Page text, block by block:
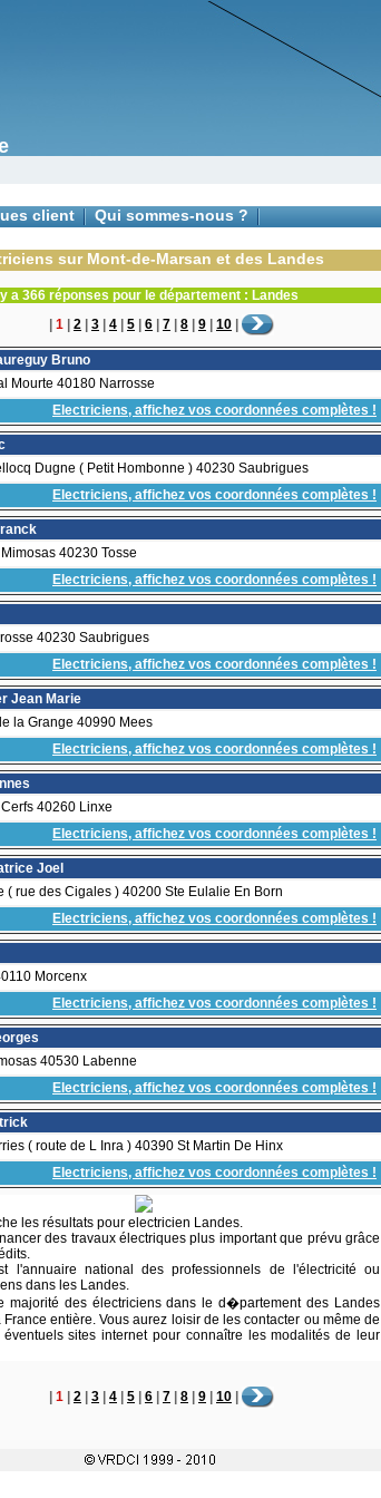
client
Qui sommes-nous ?
sur Mont-de-Marsan et des Landes
y a 366 réponses pour le département : Landes
1 2 3 4 5 6 7 8 9 10
Bruno
Mourte 40180 Narrosse
Electriciens, affichez vos coordonnées complètes !
Dugne ( Petit Hombonne ) 40230 Saubrigues
Electriciens, affichez vos coordonnées complètes !
40230 Tosse
Electriciens, affichez vos coordonnées complètes !
40230 Saubrigues
Electriciens, affichez vos coordonnées complètes !
Jean Marie
la Grange 40990 Mees
Electriciens, affichez vos coordonnées complètes !
40260 Linxe
Electriciens, affichez vos coordonnées complètes !
Joel
( rue des Cigales ) 40200 Ste Eulalie En Born
Electriciens, affichez vos coordonnées complètes !
Morcenx
Electriciens, affichez vos coordonnées complètes !
40530 Labenne
Electriciens, affichez vos coordonnées complètes !
( route de L Inra ) 40390 St Martin De Hinx
Electriciens, affichez vos coordonnées complètes !
les résultats pour electricien Landes.
des travaux électriques plus important que prévu grâce
l'annuaire national des professionnels de l'électricité ou
dans les Landes.
majorité des électriciens dans le d�partement des Landes
entière. Vous aurez loisir de les contacter ou même de
sites internet pour connaître les modalités de leur
1 2 3 4 5 6 7 8 9 10